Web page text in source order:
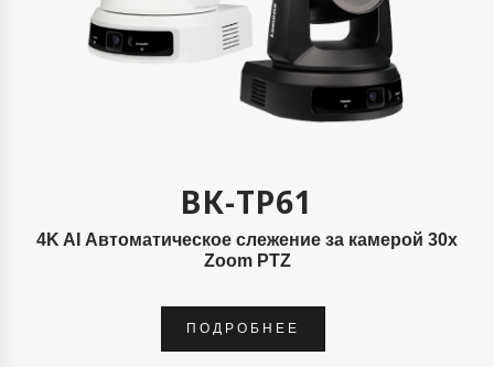
ВК-ТР61
4K AI Автоматическое слежение за камерой 30x
Zoom PTZ
ПОДРОБНЕЕ